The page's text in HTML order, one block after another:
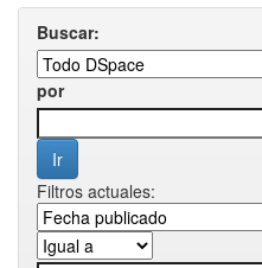
Buscar:
por
Filtros actuales: